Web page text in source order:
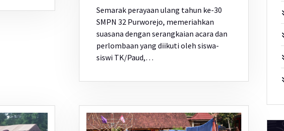
Semarak perayaan ulang tahun ke-30
SMPN 32 Purworejo, memeriahkan
suasana dengan serangkaian acara dan
perlombaan yang diikuti oleh siswa-
siswi TK/Paud,…